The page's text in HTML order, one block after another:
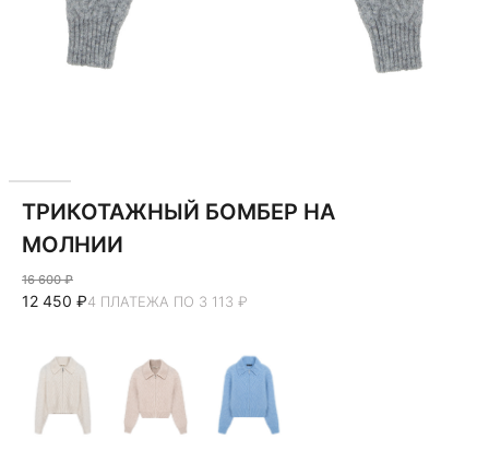
ТРИКОТАЖНЫЙ БОМБЕР НА
МОЛНИИ
16 600 ₽
12 450 ₽4 ПЛАТЕЖА ПО 3 113 ₽